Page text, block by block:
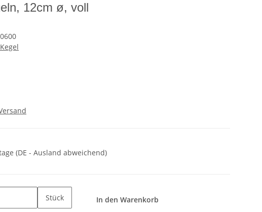
12cm ø, voll
(DE - Ausland abweichend)
Stück In den Warenkorb